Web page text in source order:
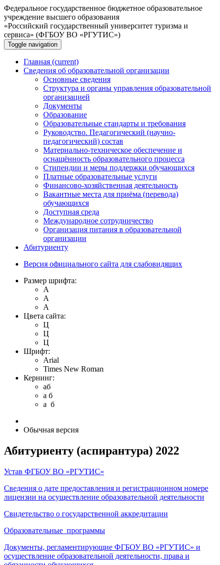
Федеральное государственное бюджетное образовательное
учреждение высшего образования
«Российский государственный университет туризма и
сервиса» (ФГБОУ ВО «РГУТИС»)
Toggle navigation
Главная (current)
Сведения об образовательной организации
Основные сведения
Структура и органы управления образовательной
организацией
Документы
Образование
Образовательные стандарты и требования
Руководство. Педагогический (научно-
педагогический) состав
Материально-техническое обеспечение и
оснащённость образовательного процесса
Стипендии и меры поддержки обучающихся
Платные образовательные услуги
Финансово-хозяйственная деятельность
Вакантные места для приёма (перевода)
обучающихся
Доступная среда
Международное сотрудничество
Организация питания в образовательной
организации
Абитуриенту
Версия официального сайта для слабовидящих
Размер шрифта:
A
A
A
Цвета сайта:
Ц
Ц
Ц
Шрифт:
Arial
Times New Roman
Кернинг:
aб
a б
a б
Обычная версия
Абитуриенту (аспирантура) 2022
Устав ФГБОУ ВО «РГУТИС»
Сведения о дате предоставления и регистрационном номере
лицензии на осуществление образовательной деятельности
Свидетельство о государственной аккредитации
Образовательные программы
Документы, регламентирующие ФГБОУ ВО «РГУТИС» и
осуществление образовательной деятельности, права и